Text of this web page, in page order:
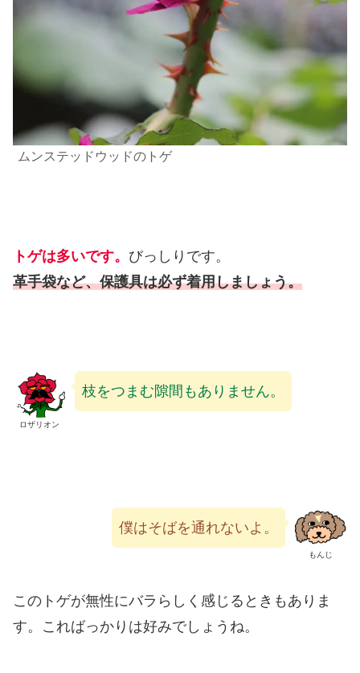
ムンステッドウッドのトゲ
トゲは多いです。 びっしりです。
革手袋など、保護具は必ず着用しましょう。
ロザリオン
枝をつまむ隙間もありません。
もんじ
僕はそばを通れないよ。
このトゲが無性にバラらしく感じるときもありま
す。こればっかりは好みでしょうね。